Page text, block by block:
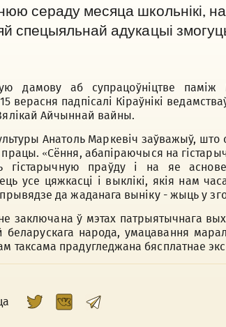
сераду месяца школьнікі,
спецыяльнай адукацыі
дамову аб супрацоўніцтве паміж
верасня падпісалі Кіраўнікі
Айчыннай вайны.
Анатоль Маркевіч заўважыў,
«Сёння, абапіраючыся на
гістарычную праўду і на яе
усе цяжкасці і выклікі, якія нам
да жаданага выніку - жыць у
заключана ў мэтах патрыятычнага
беларускага народа, умацавання
таксама прадугледжана бясплатнае